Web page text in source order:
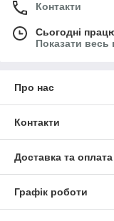
Контакти
Сьогодні
Показати весь
Про нас
Контакти
Доставка та оплата
Графік роботи